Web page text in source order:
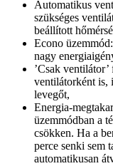
Automatikus
szükséges
beállított
Econo
nagy
’Csak
ventilátorként is,
levegőt,
Energia-
üzemmódban a
csökken. Ha a
perce senki sem
automatikusan